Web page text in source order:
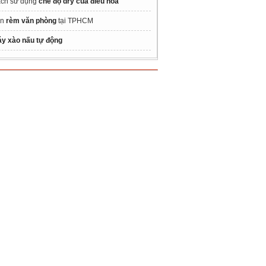
rèm văn phòng tại TPHCM
xào nấu tự động